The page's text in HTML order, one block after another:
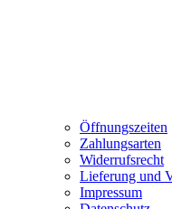
Öffnungszeiten
Zahlungsarten
Widerrufsrecht
Lieferung und
Impressum